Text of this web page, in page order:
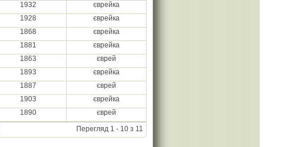
1932 єврейка
1928 єврейка
1868 єврейка
1881 єврейка
1863 єврей
1893 єврейка
1887 єврей
1903 єврейка
1890 єврей
Перегляд 1 - 10 з 11